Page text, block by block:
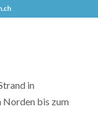
in
Norden bis zum